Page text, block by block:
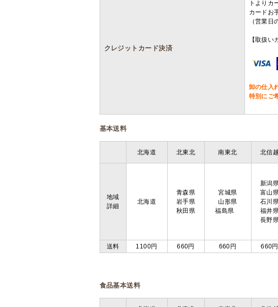
クレジットカード決済
トよりカ
カードお
（営業
【取扱
卸の仕入
特別にご
基本送料
北海道 北東北 南東北 北信越
地域
詳細
北海道
青森県
岩手県
秋田県
宮城県
山形県
福島県
新潟
富山
石川
福井
長野
送料 1100円 660円 660円 660円
食品基本送料